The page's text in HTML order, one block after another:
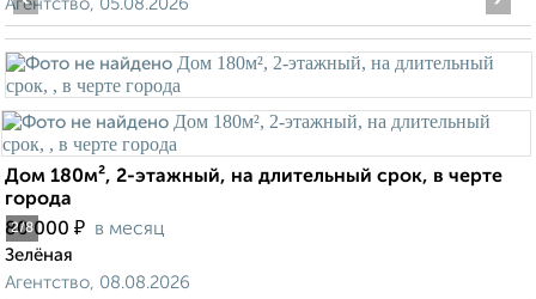
Агентство, 05.08.2026
2/8
Дом 180м², 2-этажный, на длительный срок, в черте
города
80 000 ₽ в месяц
Зелёная
Агентство, 08.08.2026